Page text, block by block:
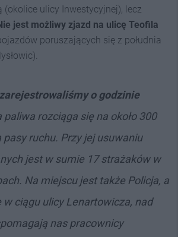
(okolice ulicy Inwestycyjnej), lecz
jest możliwy zjazd na ulicę Teofila
poruszających się z południa
o godzinie
paliwa rozciąga się na około 300
pasy ruchu. Przy jej usuwaniu
jest w sumie 17 strażaków w
Na miejscu jest także Policja, a
w ciągu ulicy Lenartowicza, nad
nas pracownicy